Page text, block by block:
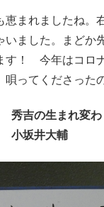
恵まれましたね。
いました。まどか
す！ 今年はコロ
ってくださった
秀吉の生まれ変
小坂井大輔